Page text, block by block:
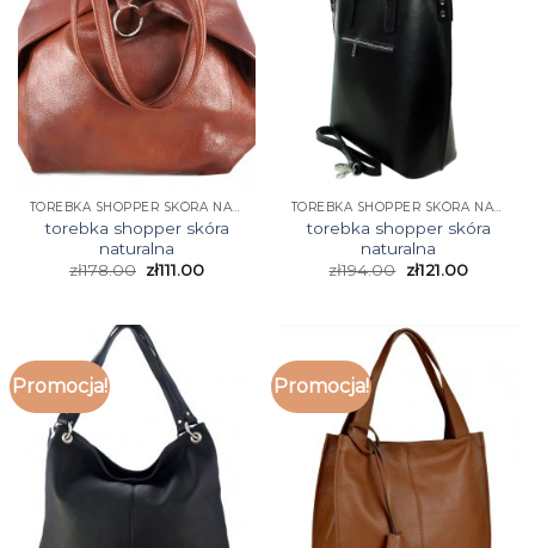
TOREBKA SHOPPER SKÓRA NATURALNA
torebka shopper skóra
naturalna
zł178.00 zł111.00
TOREBKA SHOPPER SKÓRA NATURALNA
torebka shopper skóra
naturalna
zł194.00 zł121.00
Promocja! Promocja!